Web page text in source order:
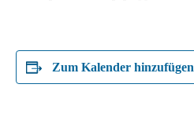
Zum Kalender hinzufügen